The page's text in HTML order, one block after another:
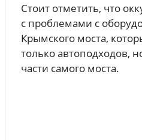
Стоит отметить, что
с проблемами с
Крымского моста,
только автоподходов,
части самого моста.